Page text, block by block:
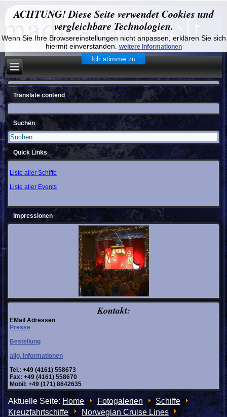
ACHTUNG! Diese Seite verwendet Cookies und
vergleichbare Technologien.
Wenn Sie Ihre Browsereinstellungen nicht anpassen, erklären Sie sich
hiermit einverstanden.
weitere Informationen
Ich stimme zu
Translate contend
Suchen
Quick Links
Liste aller Schiffe
Liste aller Events
Impressionen
Kontakt:
EMail Adressen
Presse
Bestellung
allg. Informationen
Tel.: +49 (4161) 558673
Fax: +49 (4161) 558670
Mobil: +49 (171) 8642635
Aktuelle Seite:Home Fotogalerien
Schiffe
Kreuzfahrtschiffe
Norwegian Cruise Lines